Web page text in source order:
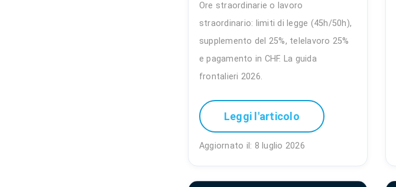
Ore straordinarie o lavoro
straordinario: limiti di legge (45h/50h),
supplemento del 25%, telelavoro 25%
e pagamento in CHF. La guida
frontalieri 2026.
Leggi l'articolo
Aggiornato il: 8 luglio 2026